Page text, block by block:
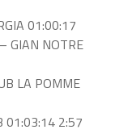
01:00:17
GIAN NOTRE
LA POMME
01:03:14 2:57